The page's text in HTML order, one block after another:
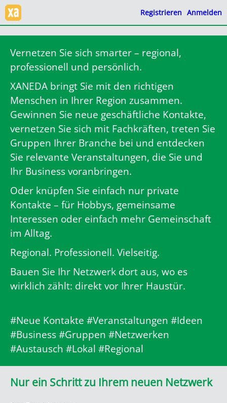
Registrieren Anmelden
Nur ein Schritt zu Ihrem neuen Netzwerk
Vernetzen Sie sich smarter – regional,
professionell und persönlich.
XANEDA bringt Sie mit den richtigen
Menschen in Ihrer Region zusammen.
Gewinnen Sie neue geschäftliche Kontakte,
vernetzen Sie sich mit Fachkräften, treten Sie
Gruppen Ihrer Branche bei und entdecken
Sie relevante Veranstaltungen, die Sie und
Ihr Business voranbringen.
Oder knüpfen Sie einfach nur private
Kontakte – für Hobbys, gemeinsame
Interessen oder einfach mehr Gemeinschaft
im Alltag.
Regional. Professionell. Vielseitig.
Bauen Sie Ihr Netzwerk dort aus, wo es
wirklich zählt: direkt vor Ihrer Haustür.
#Neue Kontakte #Veranstaltungen #Ideen
#Business #Gruppen #Netzwerken
#Austausch #Lokal #Regional